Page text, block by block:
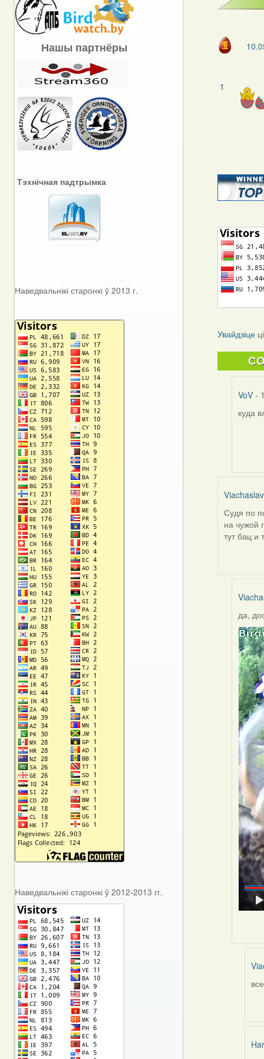
1
Увайдзіце
VoV-
In
(госць)
куда
Судя по
на чужой
тут бац и
In
reply
to
by
да,
In
by
Нашы партнёры
Тэхнічная падтрымка
Наведвальнікі старонкі ў 2013 г.
Наведвальнікі старонкі ў 2012-2013 гг.